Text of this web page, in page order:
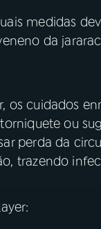
medidas
da
os cuidados
ou
perda da
trazendo